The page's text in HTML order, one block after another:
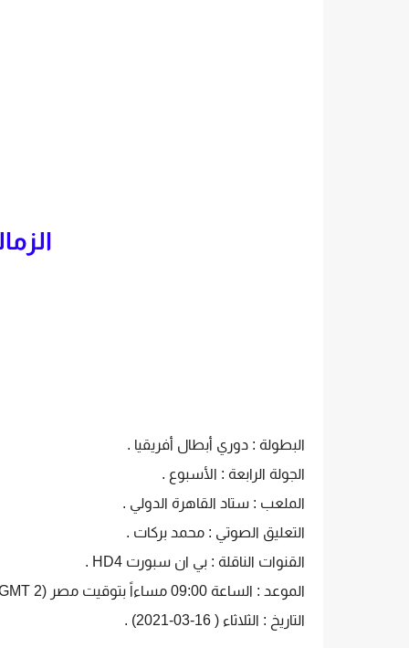
البطولة : دوري أبطال أفريقيا .
الجولة الرابعة : الأسبوع .
الملعب : ستاد القاهرة الدولي .
التعليق الصوتي : محمد بركات .
القنوات الناقلة : بي ان سبورت HD4 .
الموعد : الساعة 09:00 مساءاً بتوقيت مصر (GMT 2+) .
التاريخ : الثلاثاء ( 16-03-2021) .